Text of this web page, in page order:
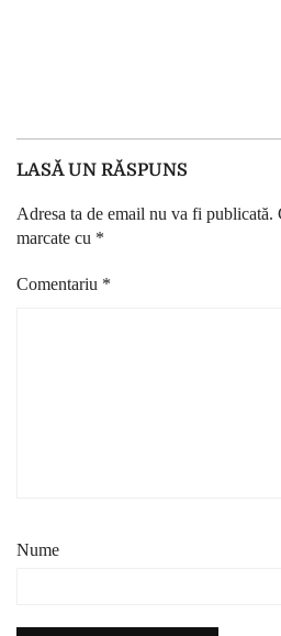
LASĂ UN RĂSPUNS
Adresa ta de email nu va fi publicată.
marcate cu *
Comentariu *
Nume